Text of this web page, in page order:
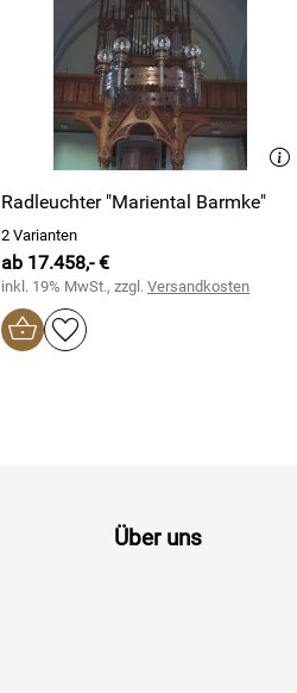
Radleuchter "Mariental Barmke"
2 Varianten
ab 17.458,- €
inkl. 19% MwSt., zzgl. Versandkosten
Über uns